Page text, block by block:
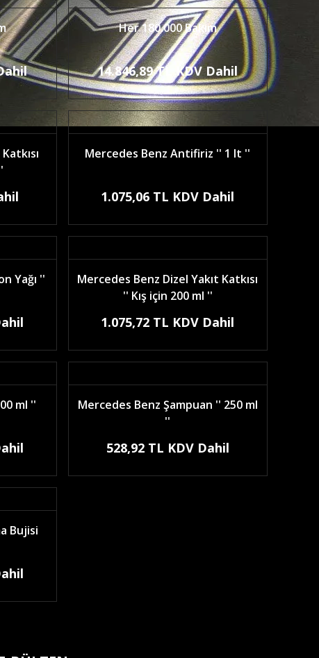
Her 180.000 Bakım
14.846,89 TL KDV Dahil
Mercedes Benz Antifiriz '' 1 lt ''
1.075,06 TL KDV Dahil
Yağı ''
Mercedes Benz Dizel Yakıt Katkısı
'' Kış için 200 ml ''
1.075,72 TL KDV Dahil
ml ''
Mercedes Benz Şampuan '' 250 ml
''
528,92 TL KDV Dahil
Bujisi